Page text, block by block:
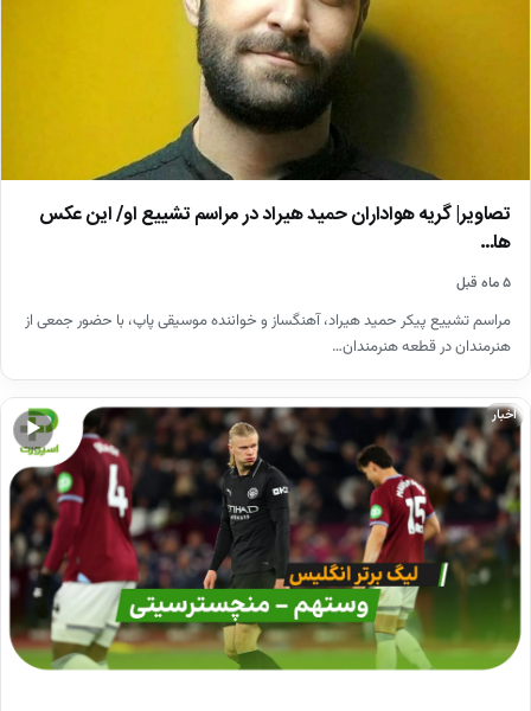
تصاویر| گریه هواداران حمید هیراد در مراسم تشییع او/ این عکس
ها…
۵ ماه قبل
مراسم تشییع پیکر حمید هیراد، آهنگساز و خواننده موسیقی پاپ، با حضور جمعی از
هنرمندان در قطعه هنرمندان…
▶
اخبار